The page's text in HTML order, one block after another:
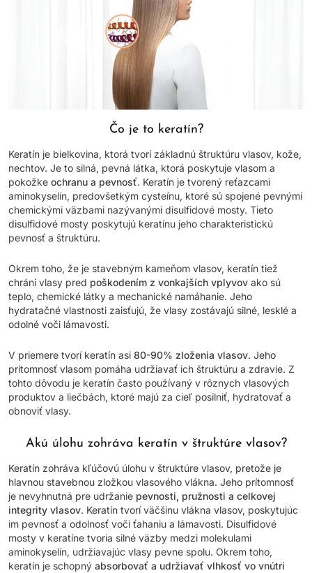
Čo je to keratín?
Keratín je bielkovina, ktorá tvorí základnú štruktúru vlasov, kože,
nechtov. Je to silná, pevná látka, ktorá poskytuje vlasom a
pokožke ochranu a pevnosť. Keratín je tvorený reťazcami
aminokyselín, predovšetkým cysteínu, ktoré sú spojené pevnými
chemickými väzbami nazývanými disulfidové mosty. Tieto
disulfidové mosty poskytujú keratínu jeho charakteristickú
pevnosť a štruktúru.
Okrem toho, že je stavebným kameňom vlasov, keratín tiež
chráni vlasy pred poškodením z vonkajších vplyvov ako sú
teplo, chemické látky a mechanické namáhanie. Jeho
hydratačné vlastnosti zaisťujú, že vlasy zostávajú silné, lesklé a
odolné voči lámavosti.
V priemere tvorí keratín asi 80-90% zloženia vlasov. Jeho
prítomnosť vlasom pomáha udržiavať ich štruktúru a zdravie. Z
tohto dôvodu je keratín často používaný v rôznych vlasových
produktov a liečbách, ktoré majú za cieľ posilniť, hydratovať a
obnoviť vlasy.
Akú úlohu zohráva keratín v štruktúre vlasov?
Keratín zohráva kľúčovú úlohu v štruktúre vlasov, pretože je
hlavnou stavebnou zložkou vlasového vlákna. Jeho prítomnosť
je nevyhnutná pre udržanie pevnosti, pružnosti a celkovej
integrity vlasov. Keratín tvorí väčšinu vlákna vlasov, poskytujúc
im pevnosť a odolnosť voči ťahaniu a lámavosti. Disulfidové
mosty v keratíne tvoria silné väzby medzi molekulami
aminokyselín, udržiavajúc vlasy pevne spolu. Okrem toho,
keratín je schopný absorbovať a udržiavať vlhkosť vo vnútri